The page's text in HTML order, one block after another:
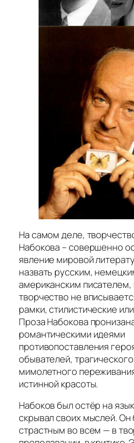
На самом деле,
Набокова – совершенно
явление мировой
назвать русским,
американским писателем,
творчество не
рамки, стилистические
Проза Набокова
романтическими идеями
противопоставления
обывателей,
мимолетного
истинной красоты.
Набоков был остёр на
скрывал своих мыслей.
страстным во всем — в